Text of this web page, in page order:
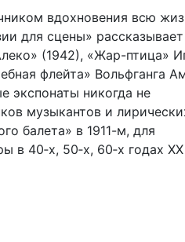
вдохновения всю
для сцены»
(1942), «Жар-птица»
флейта» Вольфганга
экспонаты никогда не
музыкантов и
балета» в 1911-м, для
в 40‑х, 50‑х, 60‑х годах